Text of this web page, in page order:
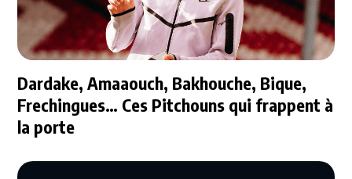
Dardake, Amaaouch, Bakhouche, Bique,
Frechingues… Ces Pitchouns qui frappent à
la porte